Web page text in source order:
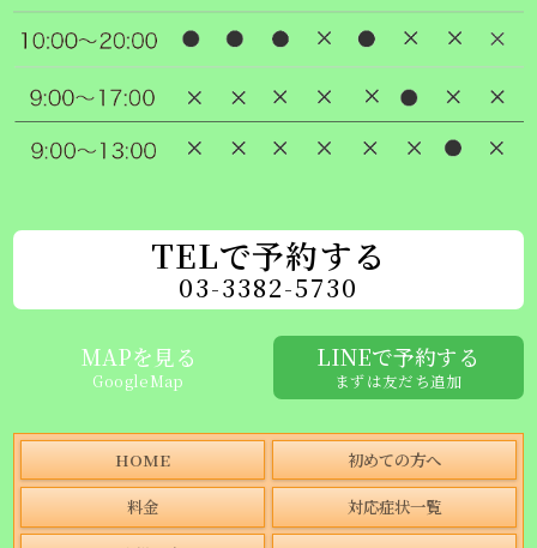
TELで予約する
03-3382-5730
MAPを見る
GoogleMap
LINEで予約する
まずは友だち追加
HOME 初めての方へ
料金 対応症状一覧